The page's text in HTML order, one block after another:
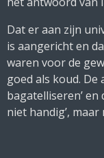
Dat er aan zijn
is aangericht en
waren voor de
goed als koud. De
bagatelliseren’ en
niet handig’,